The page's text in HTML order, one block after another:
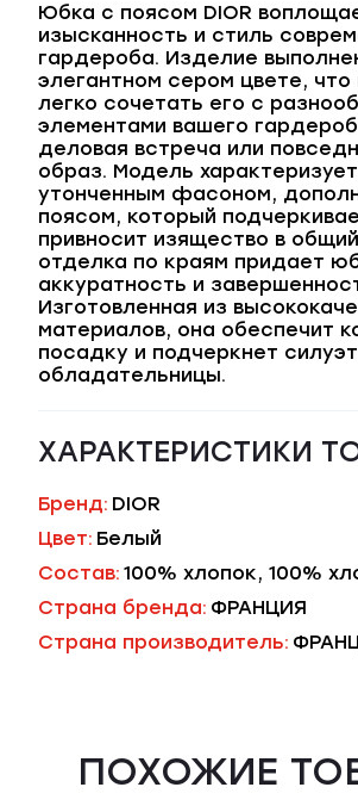
Юбка с поясом DIOR
изысканность и стиль
гардероба. Изделие
элегантном сером цвете, что
легко сочетать его с
элементами вашего
деловая встреча или
образ. Модель
утонченным фасоном,
поясом, который
привносит изящество в
отделка по краям придает
аккуратность и
Изготовленная из
материалов, она обеспечит
посадку и подчеркнет
обладательницы.
ХАРАКТЕРИСТИКИ
Бренд: DIOR
Цвет: Белый
Состав: 100% хлопок, 100%
Страна бренда: ФРАНЦИЯ
Страна производитель:
ПОХОЖИЕ